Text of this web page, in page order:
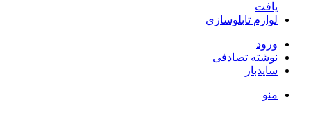
یافت
لوازم تابلوسازی
ورود
نوشته تصادفی
سایدبار
منو